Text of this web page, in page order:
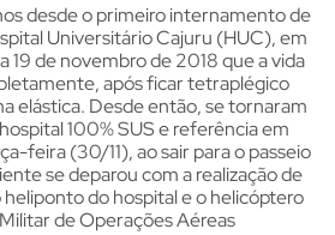
desde o primeiro internamento de
Universitário Cajuru (HUC), em
19 de novembro de 2018 que a vida
após ficar tetraplégico
elástica. Desde então, se tornaram
100% SUS e referência em
feira (30/11), ao sair para o passeio
se deparou com a realização de
do hospital e o helicóptero
de Operações Aéreas